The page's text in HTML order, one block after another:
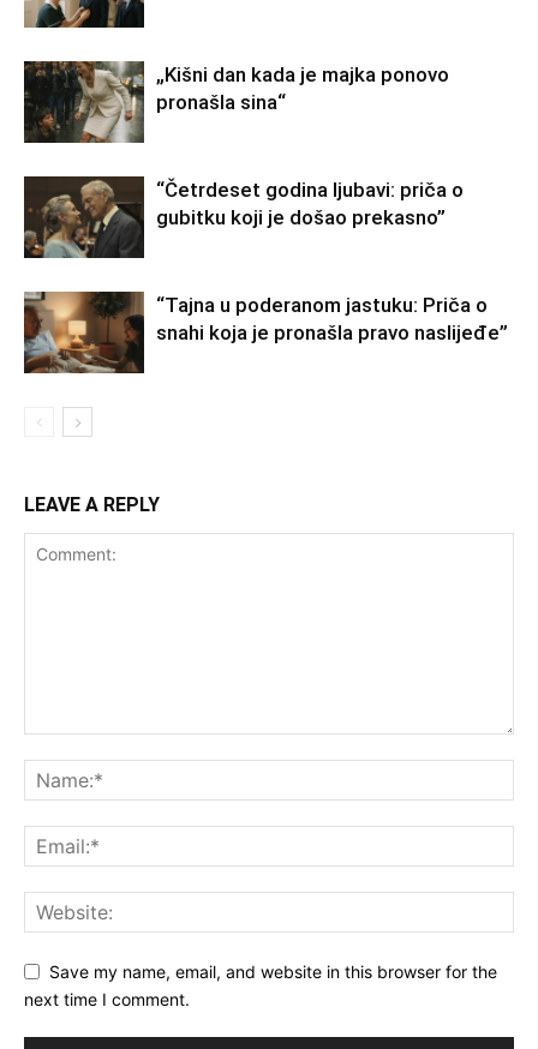
„Kišni dan kada je majka ponovo
pronašla sina“
“Četrdeset godina ljubavi: priča o
gubitku koji je došao prekasno”
“Tajna u poderanom jastuku: Priča o
snahi koja je pronašla pravo naslijeđe”
LEAVE A REPLY
Save my name, email, and website in this browser for the
next time I comment.